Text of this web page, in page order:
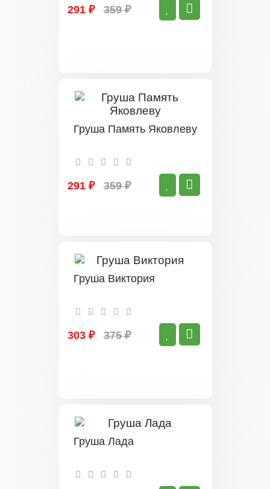
291 ₽ 359 ₽
Груша Память Яковлеву
291 ₽ 359 ₽
Груша Виктория
303 ₽ 375 ₽
Груша Лада